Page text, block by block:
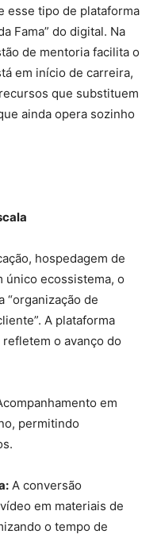
esse tipo de plataforma
Fama” do digital. Na
de mentoria facilita o
em início de carreira,
que substituem
ainda opera sozinho
hospedagem de
único ecossistema, o
“organização de
A plataforma
o avanço do
em
permitindo
A conversão
em materiais de
o tempo de